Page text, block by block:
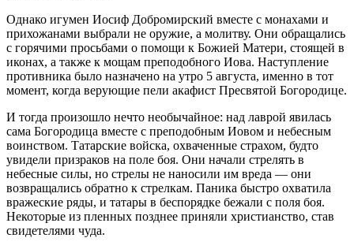
Однако игумен Иосиф Добромирский вместе с монахами и
прихожанами выбрали не оружие, а молитву. Они обращались
с горячими просьбами о помощи к Божией Матери, стоящей в
иконах, а также к мощам преподобного Иова. Наступление
противника было назначено на утро 5 августа, именно в тот
момент, когда верующие пели акафист Пресвятой Богородице.
И тогда произошло нечто необычайное: над лаврой явилась
сама Богородица вместе с преподобным Иовом и небесным
воинством. Татарские войска, охваченные страхом, будто
увидели призраков на поле боя. Они начали стрелять в
небесные силы, но стрелы не наносили им вреда — они
возвращались обратно к стрелкам. Паника быстро охватила
вражеские ряды, и татары в беспорядке бежали с поля боя.
Некоторые из пленных позднее приняли христианство, став
свидетелями чуда.